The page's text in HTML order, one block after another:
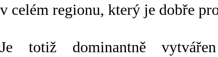
v celém regionu, který je dobře
Je totiž dominantně